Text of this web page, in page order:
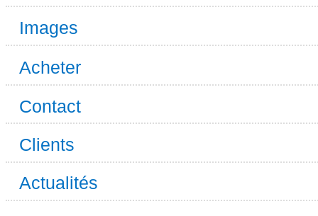
Images
Acheter
Contact
Clients
Actualités